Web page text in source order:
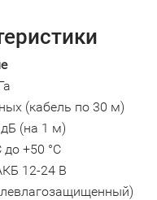
(кабель по 30 м)
(на 1 м)
до +50 °C
12-24 В